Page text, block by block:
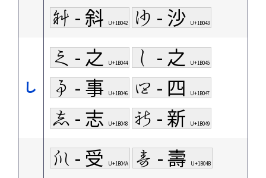
𛁂 - 斜 U+1B042 𛁃 - 沙 U+1B043
し
𛁄 - 之 U+1B044 𛁅 - 之 U+1B045
𛁆 - 事 U+1B046 𛁇 - 四 U+1B047
𛁈 - 志 U+1B048 𛁉 - 新 U+1B049
𛁊 - 受 U+1B04A 𛁋 - 壽 U+1B04B